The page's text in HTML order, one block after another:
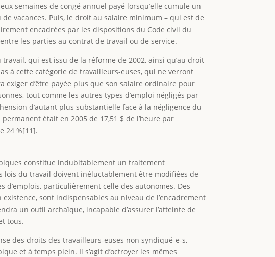
semaines de congé annuel payé lorsqu’elle cumule un
vacances. Puis, le droit au salaire minimum – qui est de
encadrées par les dispositions du Code civil du
les parties au contrat de travail ou de service.
qui est issu de la réforme de 2002, ainsi qu’au droit
à cette catégorie de travailleurs-euses, qui ne verront
d’être payée plus que son salaire ordinaire pour
tout comme les autres types d’emploi négligés par
d’autant plus substantielle face à la négligence du
était en 2005 de 17,51 $ de l’heure par
24 %[11].
constitue indubitablement un traitement
lois du travail doivent inéluctablement être modifiées de
particulièrement celle des autonomes. Des
sont indispensables au niveau de l’encadrement
un outil archaïque, incapable d’assurer l’atteinte de
tous.
des droits des travailleurs-euses non syndiqué-e-s,
et à temps plein. Il s’agit d’octroyer les mêmes